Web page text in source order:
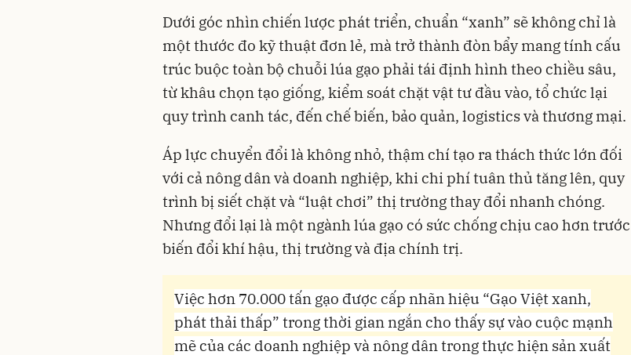
Dưới góc nhìn chiến lược phát triển, chuẩn “xanh” sẽ không chỉ là
một thước đo kỹ thuật đơn lẻ, mà trở thành đòn bẩy mang tính cấu
trúc buộc toàn bộ chuỗi lúa gạo phải tái định hình theo chiều sâu,
từ khâu chọn tạo giống, kiểm soát chặt vật tư đầu vào, tổ chức lại
quy trình canh tác, đến chế biến, bảo quản, logistics và thương mại.
Áp lực chuyển đổi là không nhỏ, thậm chí tạo ra thách thức lớn đối
với cả nông dân và doanh nghiệp, khi chi phí tuân thủ tăng lên, quy
trình bị siết chặt và “luật chơi” thị trường thay đổi nhanh chóng.
Nhưng đổi lại là một ngành lúa gạo có sức chống chịu cao hơn trước
biến đổi khí hậu, thị trường và địa chính trị.
Việc hơn 70.000 tấn gạo được cấp nhãn hiệu “Gạo Việt xanh,
phát thải thấp” trong thời gian ngắn cho thấy sự vào cuộc mạnh
mẽ của các doanh nghiệp và nông dân trong thực hiện sản xuất